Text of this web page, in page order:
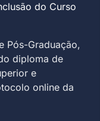
do Curso
Pós-Graduação,
diploma de
e
online da